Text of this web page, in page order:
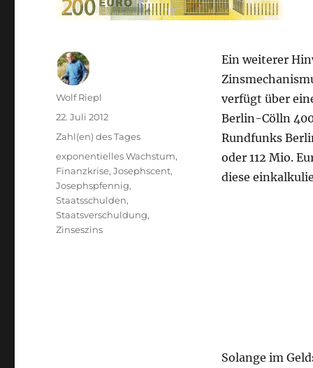
Ein weiterer
verfügt über
Berlin-Cölln
Rundfunks
oder 112 Mio.
diese
Solange im
Autor
Wolf Riepl
Veröffentlicht
am
22. Juli 2012
Kategorien
Zahl(en) des Tages
Schlagwörter
exponentielles Wachstum,
Finanzkrise,Josephscent,
Josephspfennig,
Staatsschulden,
Staatsverschuldung,
Zinseszins